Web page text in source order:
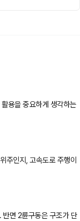
용을 중요하게 생각하는
주인지, 고속도로 주행이
면 2륜구동은 구조가 단